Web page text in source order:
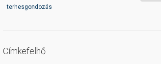
terhesgondozás
Címkefelhő